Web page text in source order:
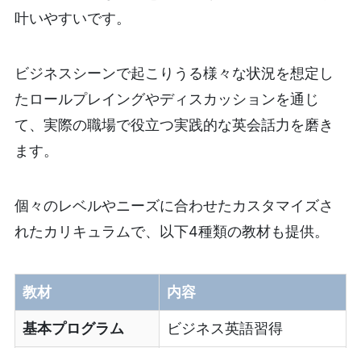
叶いやすいです。
ビジネスシーンで起こりうる様々な状況を想定し
たロールプレイングやディスカッションを通じ
て、実際の職場で役立つ実践的な英会話力を磨き
ます。
個々のレベルやニーズに合わせたカスタマイズさ
れたカリキュラムで、以下4種類の教材も提供。
教材 内容
基本プログラム ビジネス英語習得